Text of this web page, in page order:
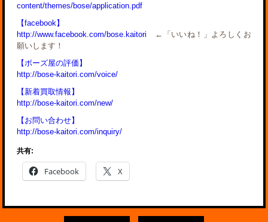
content/themes/bose/application.pdf
【facebook】
http://www.facebook.com/bose.kaitori ←「いいね！」よろしくお
願いします！
【ボーズ屋の評価】
http://bose-kaitori.com/voice/
【新着買取情報】
http://bose-kaitori.com/new/
【お問い合わせ】
http://bose-kaitori.com/inquiry/
共有:
Facebook X